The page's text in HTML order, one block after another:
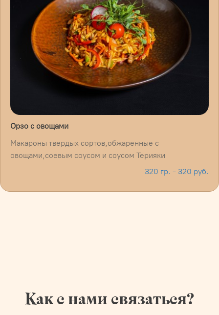
Орзо с овощами
Макароны твердых сортов,обжаренные с
овощами,соевым соусом и соусом Терияки
320 гр. - 320 руб.
Как с нами связаться?